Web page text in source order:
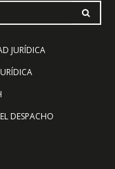
JURÍDICA
DESPACHO